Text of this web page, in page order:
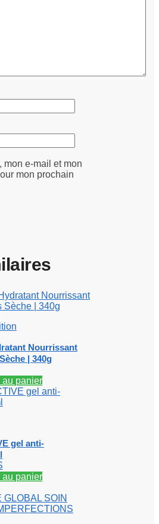
mon e-mail et mon
mon prochain
Nourrissant
| 340g
au panier
gel anti-
au panier